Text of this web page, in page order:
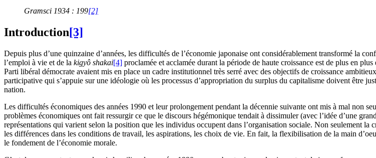
Gramsci 1934 : 199[2]
Introduction[3]
Depuis plus d’une quinzaine d’années, les difficultés de l’économie japonaise ont considérablement transformé la
l’emploi à vie et de la kigyô shakai[4] proclamée et acclamée durant la période de haute croissance est de plus en
Parti libéral démocrate avaient mis en place un cadre institutionnel très serré avec des objectifs de croissance
participative qui s’appuie sur une idéologie où les processus d’appropriation du surplus du capitalisme doivent être
nation.
Les difficultés économiques des années 1990 et leur prolongement pendant la décennie suivante ont mis à mal non
problèmes économiques ont fait ressurgir ce que le discours hégémonique tendait à dissimuler (avec l’idée d’une
représentations qui varient selon la position que les individus occupent dans l’organisation sociale. Non seulement la
les différences dans les conditions de travail, les aspirations, les choix de vie. En fait, la flexibilisation de la main
le fondement de l’économie morale.